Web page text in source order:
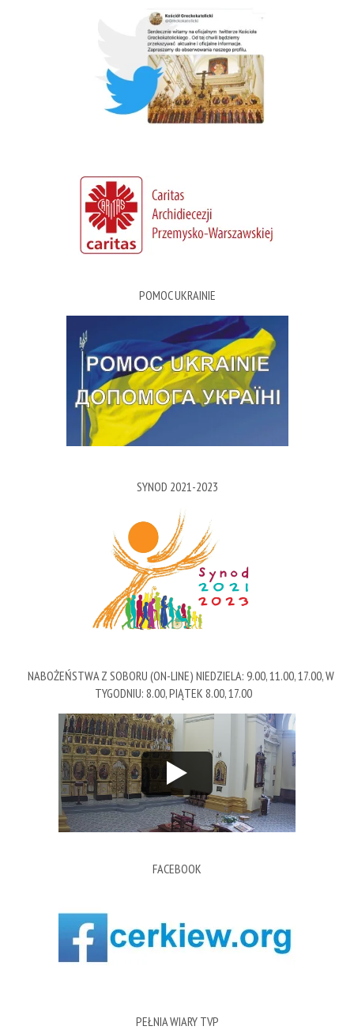
POMOC UKRAINIE
SYNOD 2021-2023
NABOŻEŃSTWA Z SOBORU (ON-LINE) NIEDZIELA: 9.00, 11.00, 17.00, W
TYGODNIU: 8.00, PIĄTEK 8.00, 17.00
FACEBOOK
PEŁNIA WIARY TVP